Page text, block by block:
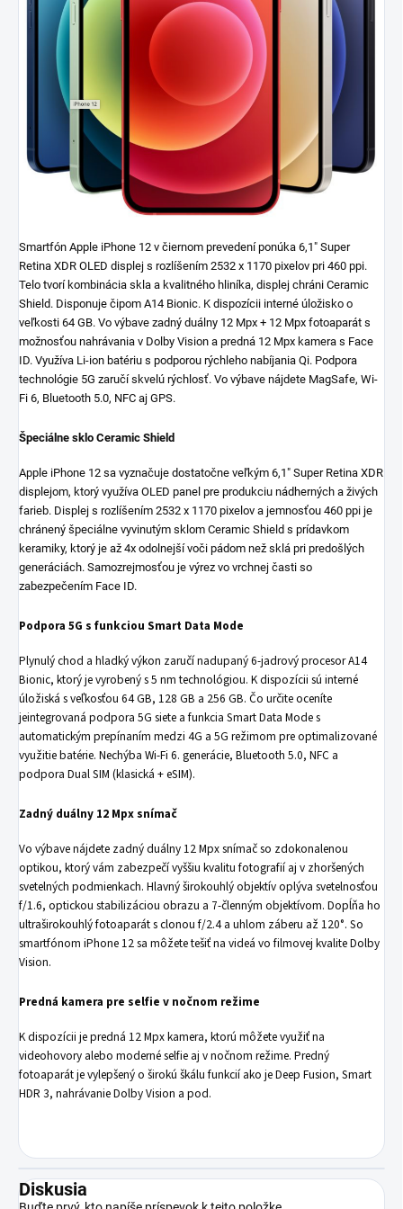
Smartfón Apple iPhone 12 v čiernom prevedení ponúka 6,1" Super
Retina XDR OLED displej s rozlíšením 2532 x 1170 pixelov pri 460 ppi.
Telo tvorí kombinácia skla a kvalitného hliníka, displej chráni Ceramic
Shield. Disponuje čipom A14 Bionic. K dispozícii interné úložisko o
veľkosti 64 GB. Vo výbave zadný duálny 12 Mpx + 12 Mpx fotoaparát s
možnosťou nahrávania v Dolby Vision a predná 12 Mpx kamera s Face
ID. Využíva Li-ion batériu s podporou rýchleho nabíjania Qi. Podpora
technológie 5G zaručí skvelú rýchlosť. Vo výbave nájdete MagSafe, Wi-
Fi 6, Bluetooth 5.0, NFC aj GPS.
Špeciálne sklo Ceramic Shield
Apple iPhone 12 sa vyznačuje dostatočne veľkým 6,1" Super Retina XDR
displejom, ktorý využíva OLED panel pre produkciu nádherných a živých
farieb. Displej s rozlíšením 2532 x 1170 pixelov a jemnosťou 460 ppi je
chránený špeciálne vyvinutým sklom Ceramic Shield s prídavkom
keramiky, ktorý je až 4x odolnejší voči pádom než sklá pri predošlých
generáciách. Samozrejmosťou je výrez vo vrchnej časti so
zabezpečením Face ID.
Podpora 5G s funkciou Smart Data Mode
Plynulý chod a hladký výkon zaručí nadupaný 6-jadrový procesor A14
Bionic, ktorý je vyrobený s 5 nm technológiou. K dispozícii sú interné
úložiská s veľkosťou 64 GB, 128 GB a 256 GB. Čo určite oceníte
jeintegrovaná podpora 5G siete a funkcia Smart Data Mode s
automatickým prepínaním medzi 4G a 5G režimom pre optimalizované
využitie batérie. Nechýba Wi-Fi 6. generácie, Bluetooth 5.0, NFC a
podpora Dual SIM (klasická + eSIM).
Zadný duálny 12 Mpx snímač
Vo výbave nájdete zadný duálny 12 Mpx snímač so zdokonalenou
optikou, ktorý vám zabezpečí vyššiu kvalitu fotografií aj v zhoršených
svetelných podmienkach. Hlavný širokouhlý objektív oplýva svetelnosťou
f/1.6, optickou stabilizáciou obrazu a 7-členným objektívom. Dopĺňa ho
ultraširokouhlý fotoaparát s clonou f/2.4 a uhlom záberu až 120°. So
smartfónom iPhone 12 sa môžete tešiť na videá vo filmovej kvalite Dolby
Vision.
Predná kamera pre selfie v nočnom režime
K dispozícii je predná 12 Mpx kamera, ktorú môžete využiť na
videohovory alebo moderné selfie aj v nočnom režime. Predný
fotoaparát je vylepšený o širokú škálu funkcií ako je Deep Fusion, Smart
HDR 3, nahrávanie Dolby Vision a pod.
Diskusia